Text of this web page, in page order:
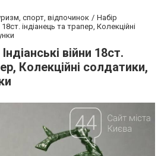
спорт, відпочинок
Набір
індіанець та трапер, Колекційні
війни 18ст.
Колекційні солдатики,